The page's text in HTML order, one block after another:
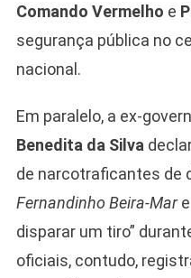
Comando Vermelho e
segurança pública no
nacional.
Em paralelo, a ex-
Benedita da Silva
de narcotraficantes de
Fernandinho Beira-Mare
disparar um tiro”
oficiais, contudo,